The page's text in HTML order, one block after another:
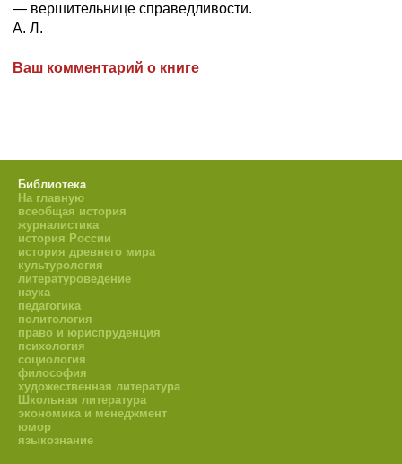
— вершительнице справедливости.
А. Л.
Ваш комментарий о книге
Библиотека
На главную
всеобщая история
журналистика
история России
история древнего мира
культурология
литературоведение
наука
педагогика
политология
право и юриспруденция
психология
социология
философия
художественная литература
Школьная литература
экономика и менеджмент
юмор
языкознание